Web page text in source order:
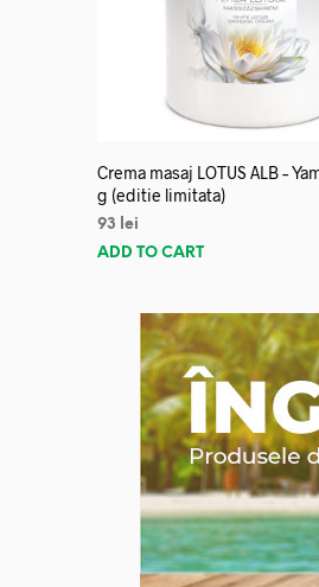
Crema masaj LOTUS ALB –
g (editie limitata)
93
lei
ADD TO CART